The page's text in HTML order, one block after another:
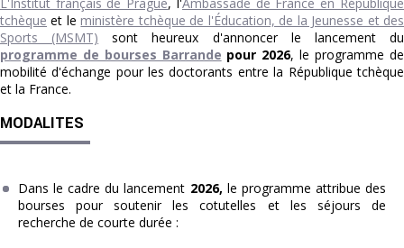
tchèque et le ministère tchèque de l'Éducation, de la Jeunesse et des
Sports (MSMT) sont heureux d'annoncer le lancement du
programme de bourses Barrande pour 2026, le programme de
mobilité d'échange pour les doctorants entre la République tchèque
et la France.
MODALITES
Dans le cadre du lancement 2026, le programme attribue des
bourses pour soutenir les cotutelles et les séjours de
recherche de courte durée :